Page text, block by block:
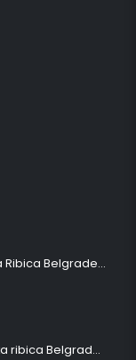
Šetač HOLO srednji silikonska Ribica Belgrade Walker
Šetač srednji NATUR silikonska ribica Belgrade Walker